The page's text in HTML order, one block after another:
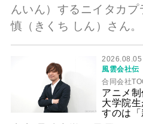
んいん）するニイタカ
慎（きくち しん）さん
2026.08.05
風雲会社伝
合同会社
アニメ
大学院
すのは「